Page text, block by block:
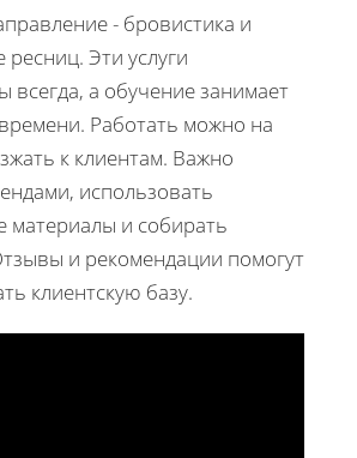
- бровистика и
Эти услуги
всегда, а обучение занимает
Работать можно на
к клиентам. Важно
использовать
материалы и собирать
и рекомендации помогут
клиентскую базу.